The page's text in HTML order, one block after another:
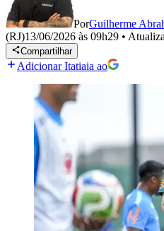
PorGuilherme
(RJ)13/06/2026 às 09h29 •
Compartilhar
Adicionar Itatiaia ao